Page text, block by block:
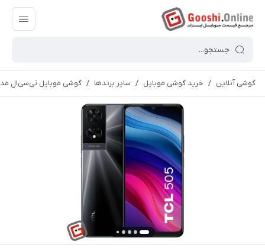
گوشی آنلاین / خرید گوشی موبایل / سایر برندها / گوشی موبایل تی‎‎‎‎‎سی‎‎‎‎‎ال مدل 505 ظرفیت 128 گیگابایت رم 4 گیگابایت | ریجسترشده